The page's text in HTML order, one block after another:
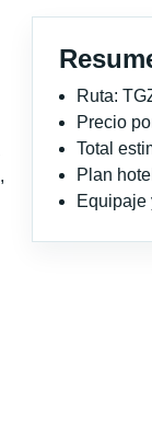
Ruta:
Precio
Total
Plan
Equipaje